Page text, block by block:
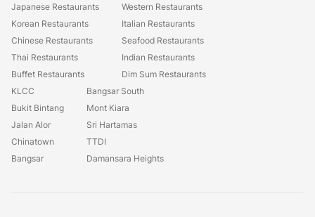
Japanese Restaurants
Korean Restaurants
Chinese Restaurants
Thai Restaurants
Buffet Restaurants
Western Restaurants
Italian Restaurants
Seafood Restaurants
Indian Restaurants
Dim Sum Restaurants
KLCC
Bukit Bintang
Jalan Alor
Chinatown
Bangsar
Bangsar South
Mont Kiara
Sri Hartamas
TTDI
Damansara Heights